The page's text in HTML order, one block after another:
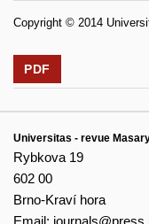
Copyright © 2014
PDF
Universitas - revue
Rybkova 19
602 00
Brno-Kraví hora